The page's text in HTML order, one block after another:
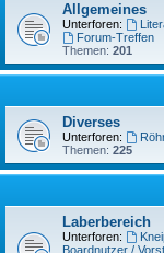
Allgemeines
Unterforen:
Forum-Treffen
Themen: 201
Diverses
Unterforen:
Themen: 225
Laberbereich
Unterforen:
Boardnutzer /